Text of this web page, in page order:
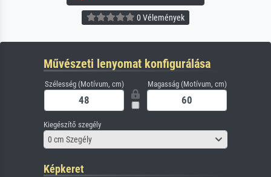
0 Vélemények
Művészeti lenyomat konfigurálása
Szélesség (Motívum, cm) Magasság (Motívum, cm)
Kiegészítő szegély
0 cm Szegély
Képkeret